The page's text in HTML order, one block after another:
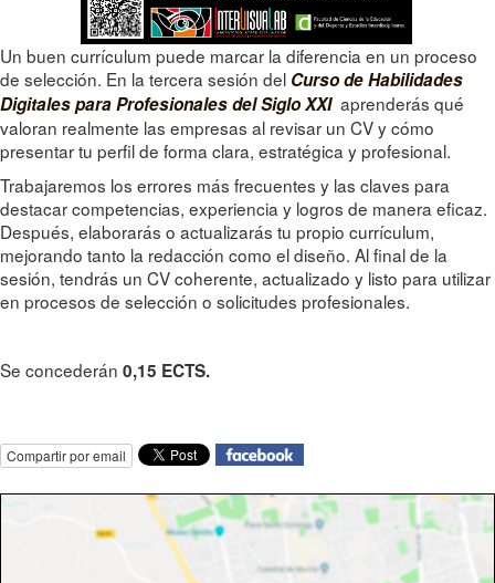
Un buen currículum puede marcar la diferencia en un proceso
de selección. En la tercera sesión del Curso de Habilidades
Digitales para Profesionales del Siglo XXI aprenderás qué
valoran realmente las empresas al revisar un CV y cómo
presentar tu perfil de forma clara, estratégica y profesional.
Trabajaremos los errores más frecuentes y las claves para
destacar competencias, experiencia y logros de manera eficaz.
Después, elaborarás o actualizarás tu propio currículum,
mejorando tanto la redacción como el diseño. Al final de la
sesión, tendrás un CV coherente, actualizado y listo para utilizar
en procesos de selección o solicitudes profesionales.
Se concederán 0,15 ECTS.
Compartir por email